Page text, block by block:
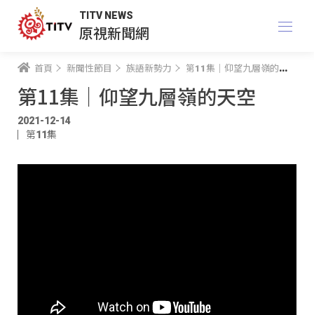
TITV NEWS
原視新聞網
首頁 新聞性節目 族語新勢力 第11集｜仰望九層嶺的天空
第11集｜仰望九層嶺的天空
2021-12-14
第11集